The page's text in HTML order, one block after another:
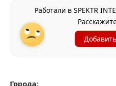
Работали в SPEKTR
Города: